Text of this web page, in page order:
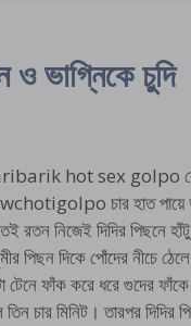
চুদি
hot sex golpo বোন
চার হাত পায়ে
রতন নিজেই দিদির পিছনে
পিছন দিকে পোঁদের নীচে
টেনে ফাঁক করে ধরে গুদের
তিন চার মিনিট। তারপর দিদির